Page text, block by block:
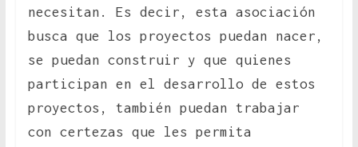
necesitan. Es decir, esta asociación
busca que los proyectos puedan nacer,
se puedan construir y que quienes
participan en el desarrollo de estos
proyectos, también puedan trabajar
con certezas que les permita